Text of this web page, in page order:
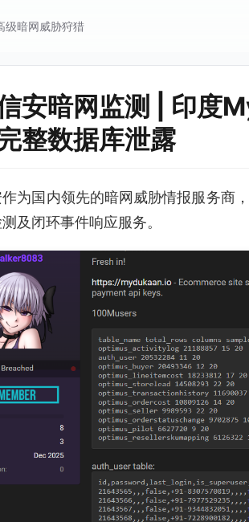
级暗网威胁狩猎
安暗网监测 | 印度
整数据库泄露
为国内领先的暗网威胁情报服务商
及闭环事件响应服务。